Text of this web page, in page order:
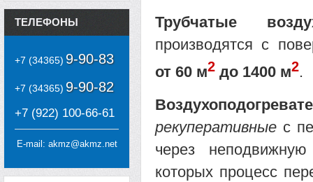
Трубчатые
производятся с
от 60 м2 до 1400 м2.
рекуперативные с
через
которых процесс
ТЕЛЕФОНЫ
+7 (34365) 9-90-83
+7 (34365) 9-90-82
+7 (922) 100-66-61
E-mail: akmz@akmz.net